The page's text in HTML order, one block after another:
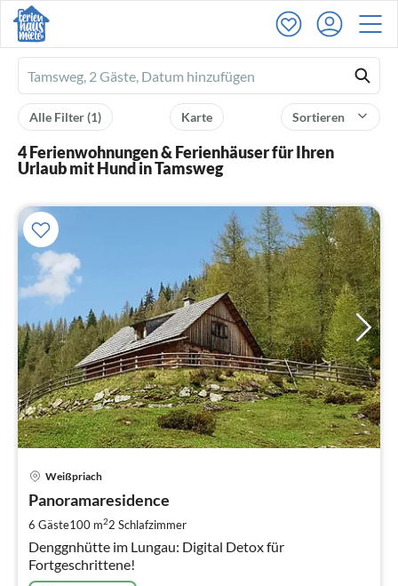
Ferienhausmiete
logo
Sortieren
Karte
Alle Filter(1)
4 Ferienwohnungen & Ferienhäuser für Ihren
Urlaub mit Hund in Tamsweg
Weißpriach
Panoramaresidence
6 Gäste100 m22 Schlafzimmer
Denggnhütte im Lungau: Digital Detox für
Fortgeschrittene!